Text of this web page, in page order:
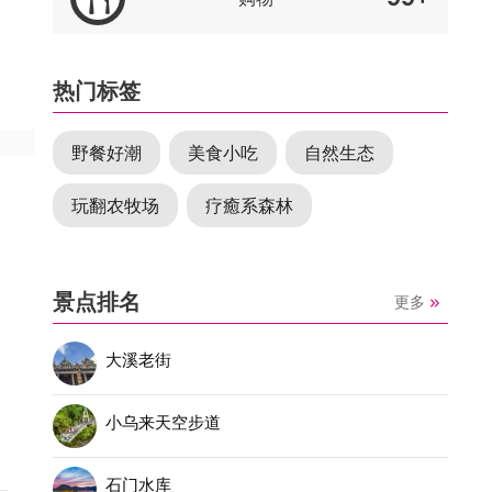
热门标签
野餐好潮 美食小吃 自然生态
玩翻农牧场 疗癒系森林
景点排名 更多
大溪老街
小乌来天空步道
石门水库